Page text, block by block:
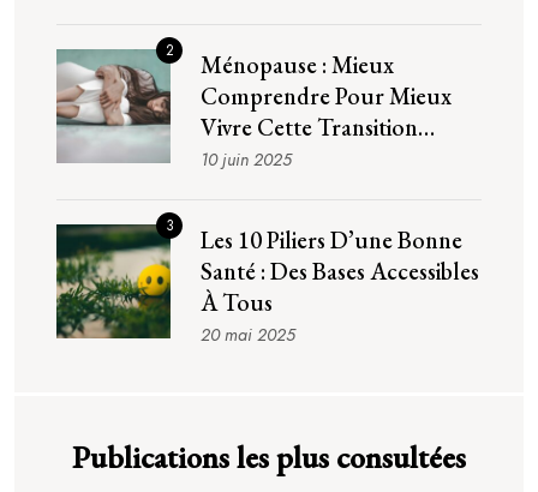
2
Ménopause : Mieux
Comprendre Pour Mieux
Vivre Cette Transition
Naturelle
10 juin 2025
3
Les 10 Piliers D’une Bonne
Santé : Des Bases Accessibles
À Tous
20 mai 2025
Publications les plus consultées